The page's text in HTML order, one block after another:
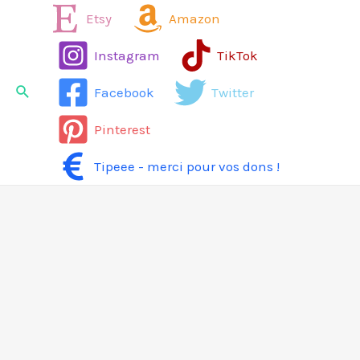
Rechercher
Etsy Amazon
Instagram TikTok
Facebook Twitter
Pinterest
Tipeee - merci pour vos dons !